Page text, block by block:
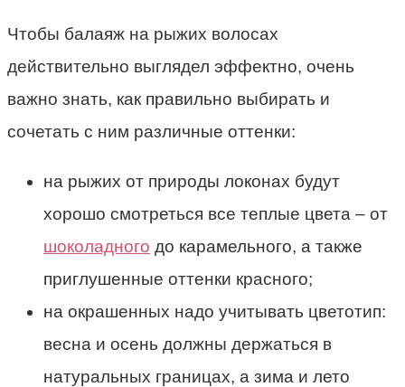
Чтобы балаяж на рыжих волосах
действительно выглядел эффектно, очень
важно знать, как правильно выбирать и
сочетать с ним различные оттенки:
на рыжих от природы локонах будут
хорошо смотреться все теплые цвета – от
шоколадного до карамельного, а также
приглушенные оттенки красного;
на окрашенных надо учитывать цветотип:
весна и осень должны держаться в
натуральных границах, а зима и лето